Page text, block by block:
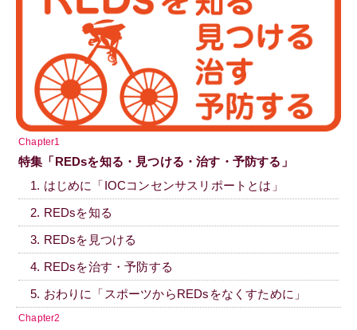
Chapter1
特集「REDsを知る・見つける・治す・予防する」
1. はじめに「IOCコンセンサスリポートとは」
2. REDsを知る
3. REDsを見つける
4. REDsを治す・予防する
5. おわりに「スポーツからREDsをなくすために」
Chapter2